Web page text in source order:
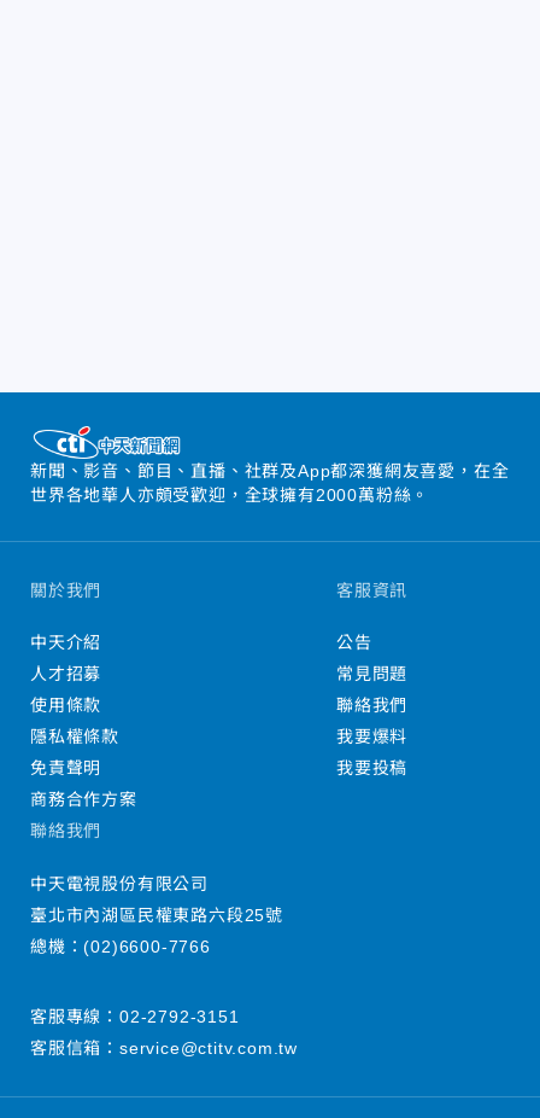
新聞、影音、節目、直播、社群及App都深獲網友喜愛，在全
世界各地華人亦頗受歡迎，全球擁有2000萬粉絲。
關於我們
中天介紹
人才招募
使用條款
隱私權條款
免責聲明
商務合作方案
客服資訊
公告
常見問題
聯絡我們
我要爆料
我要投稿
聯絡我們
中天電視股份有限公司
臺北市內湖區民權東路六段25號
總機：(02)6600-7766
客服專線： 02-2792-3151
客服信箱： service@ctitv.com.tw